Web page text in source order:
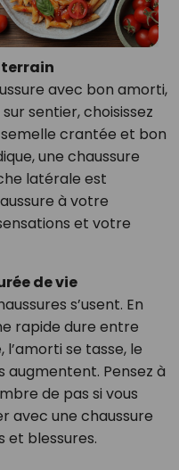
terrain
avec bon amorti,
sentier, choisissez
crantée et bon
une chaussure
latérale est
à votre
et votre
de vie
s’usent. En
rapide dure entre
se tasse, le
augmentent. Pensez à
de pas si vous
avec une chaussure
et blessures.